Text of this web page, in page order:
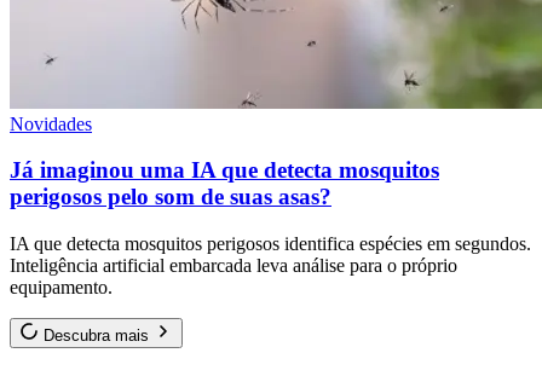
Novidades
Já imaginou uma IA que detecta mosquitos
perigosos pelo som de suas asas?
IA que detecta mosquitos perigosos identifica espécies em segundos.
Inteligência artificial embarcada leva análise para o próprio
equipamento.
Descubra mais